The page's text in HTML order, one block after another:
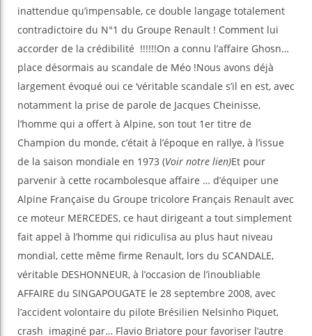
inattendue qu’impensable, ce double langage totalement
contradictoire du N°1 du Groupe Renault ! Comment lui
accorder de la crédibilité !!!!!!On a connu l’affaire Ghosn…
place désormais au scandale de Méo !Nous avons déjà
largement évoqué oui ce ‘véritable scandale s’il en est, avec
notamment la prise de parole de Jacques Cheinisse,
l’homme qui a offert à Alpine, son tout 1er titre de
Champion du monde, c’était à l’époque en rallye, à l’issue
de la saison mondiale en 1973 (Voir notre lien)Et pour
parvenir à cette rocambolesque affaire … d’équiper une
Alpine Française du Groupe tricolore Français Renault avec
ce moteur MERCEDES, ce haut dirigeant a tout simplement
fait appel à l’homme qui ridiculisa au plus haut niveau
mondial, cette même firme Renault, lors du SCANDALE,
véritable DESHONNEUR, à l’occasion de l’inoubliable
AFFAIRE du SINGAPOUGATE le 28 septembre 2008, avec
l’accident volontaire du pilote Brésilien Nelsinho Piquet,
crash imaginé par… Flavio Briatore pour favoriser l’autre